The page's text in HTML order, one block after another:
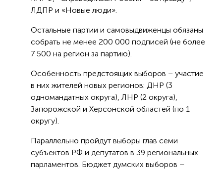
ЛДПР и «Новые люди».
Остальные партии и самовыдвиженцы обязаны
собрать не менее 200 000 подписей (не более
7 500 на регион за партию).
Особенность предстоящих выборов – участие
в них жителей новых регионов: ДНР (3
одномандатных округа), ЛНР (2 округа),
Запорожской и Херсонской областей (по 1
округу).
Параллельно пройдут выборы глав семи
субъектов РФ и депутатов в 39 региональных
парламентов. Бюджет думских выборов –